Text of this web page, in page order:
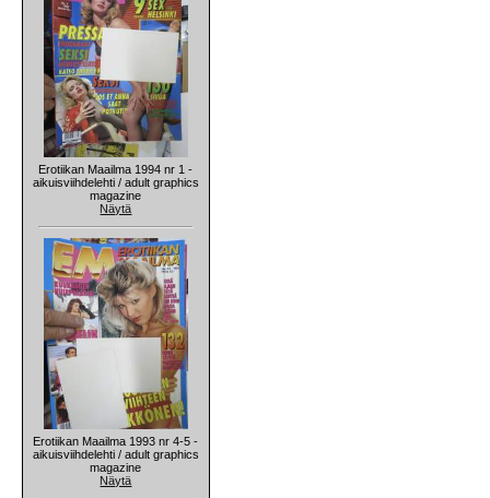
Erotiikan Maailma 1994 nr 1 -
aikuisviihdelehti / adult graphics
magazine
Näytä
Erotiikan Maailma 1993 nr 4-5 -
aikuisviihdelehti / adult graphics
magazine
Näytä